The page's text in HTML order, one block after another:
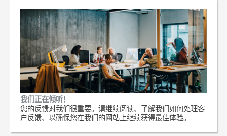
我们正在倾听！
您的反馈对我们很重要。请继续阅读、了解我们如何处理客
户反馈、以确保您在我们的网站上继续获得最佳体验。